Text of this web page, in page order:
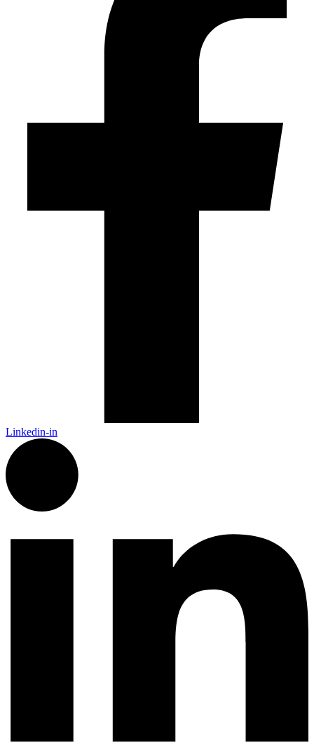
Linkedin-in